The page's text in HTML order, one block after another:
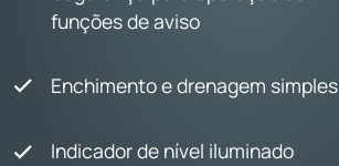
funções de aviso
Enchimento e drenagem simples
Indicador de nível iluminado